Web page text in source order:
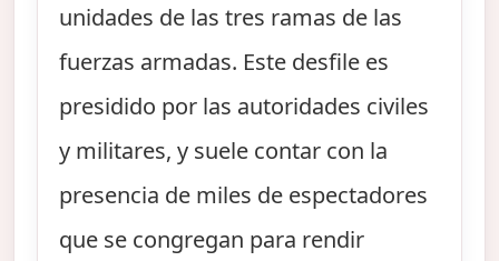
unidades de las tres ramas de las
fuerzas armadas. Este desfile es
presidido por las autoridades civiles
y militares, y suele contar con la
presencia de miles de espectadores
que se congregan para rendir